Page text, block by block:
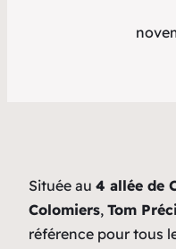
Située au 4 allée de
Colomiers, Tom
référence pour tous